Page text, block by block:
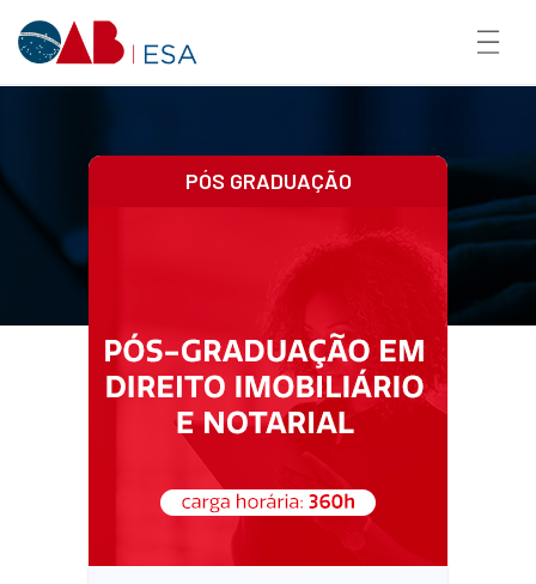
PÓS GRADUAÇÃO